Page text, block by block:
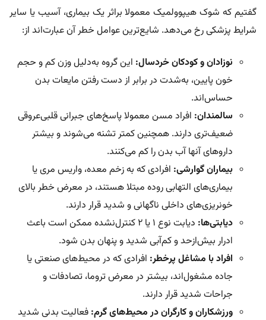
گفتیم که شوک هیپوولمیک معمولا براثر یک بیماری، آسیب یا سایر
شرایط پزشکی رخ می‌دهد. شایع‌ترین عوامل خطر آن عبارت‌اند از:
نوزادان و کودکان خردسال: این گروه به‌دلیل وزن کم و حجم
خون پایین، به‌شدت در برابر از دست رفتن مایعات بدن
حساس‌اند.
سالمندان: افراد مسن معمولا پاسخ‌های جبرانی قلبی‌عروقی
ضعیف‌تری دارند. همچنین کمتر تشنه می‌شوند و بیشتر
داروهای آنها آب بدن را کم می‌کنند.
بیماران گوارشی: افرادی که به زخم معده، واریس مری یا
بیماری‌های التهابی روده مبتلا هستند، در معرض خطر بالای
خونریزی‌های داخلی ناگهانی و شدید قرار دارند.
دیابتی‌ها:
دیابت نوع ۱ یا ۲ کنترل‌نشده ممکن است باعث
ادرار بیش‌از‌حد و کم‌آبی شدید و پنهان بدن شود.
افراد با مشاغل پرخطر: افرادی که در محیط‌های صنعتی یا
جاده‌ مشغول‌اند، بیشتر در معرض تروما، تصادفات و
جراحات شدید قرار دارند.
ورزشکاران و کارگران در محیط‌های گرم: فعالیت بدنی شدید